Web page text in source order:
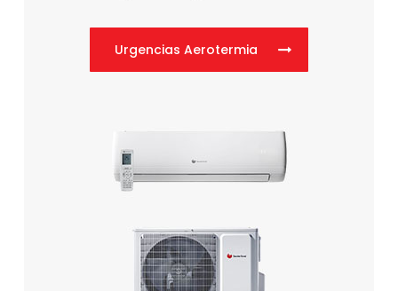
Urgencias Aerotermia